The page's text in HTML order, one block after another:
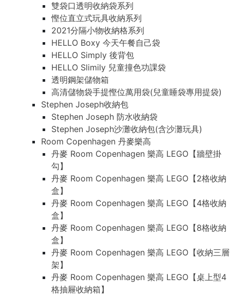
雙袋口透明收納袋系列
慳位直立式玩具收納系列
2021分隔小物收納格系列
HELLO Boxy 今天午餐自己袋
HELLO Simply 後背包
HELLO Slimily 兒童撞色功課袋
透明鋼架儲物箱
高清儲物袋手提慳位萬用袋(兒童睡袋專用提袋)
Stephen Joseph收納包
Stephen Joseph 防水收納袋
Stephen Joseph沙灘收納包(含沙灘玩具)
Room Copenhagen 丹麥樂高
丹麥 Room Copenhagen 樂高 LEGO【牆壁掛
勾】
丹麥 Room Copenhagen 樂高 LEGO【2格收納
盒】
丹麥 Room Copenhagen 樂高 LEGO【4格收納
盒】
丹麥 Room Copenhagen 樂高 LEGO【8格收納
盒】
丹麥 Room Copenhagen 樂高 LEGO【收納三層
架】
丹麥 Room Copenhagen 樂高 LEGO【桌上型4
格抽屜收納箱】